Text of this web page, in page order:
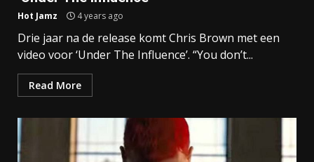
Hot Jamz 4 years ago
Drie jaar na de release komt Chris Brown met een
video voor ‘Under The Influence’. “You don’t...
Read More